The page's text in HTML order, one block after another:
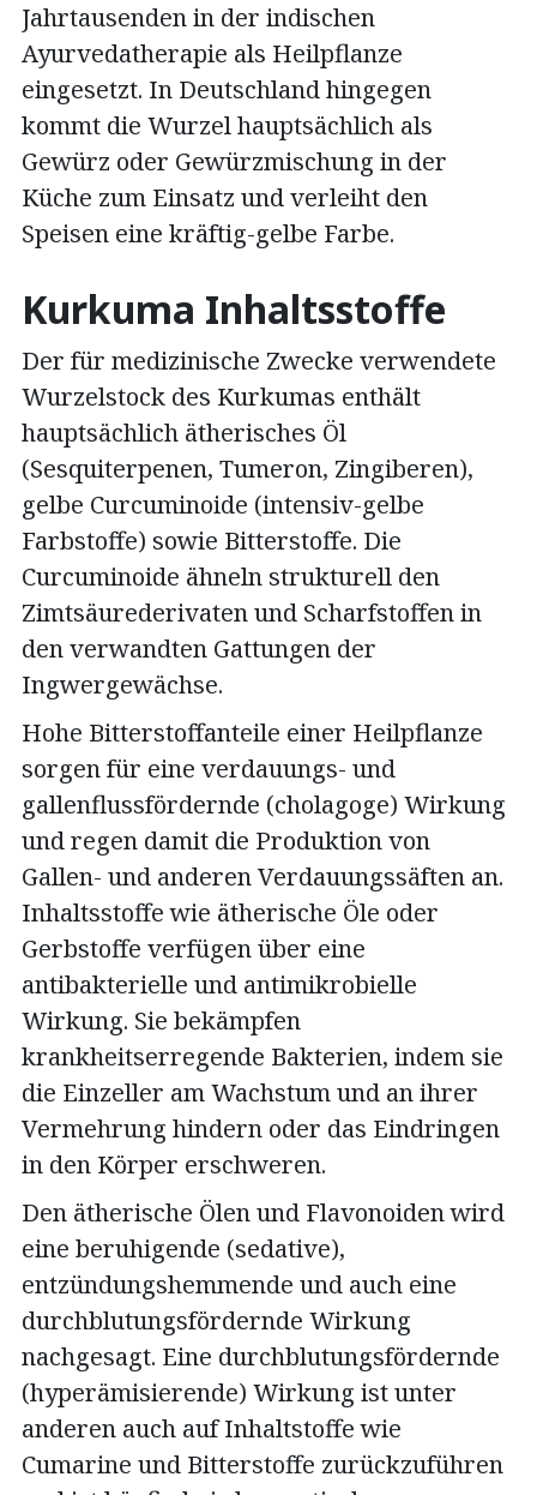
Jahrtausenden in der indischen
Ayurvedatherapie als Heilpflanze
eingesetzt. In Deutschland hingegen
kommt die Wurzel hauptsächlich als
Gewürz oder Gewürzmischung in der
Küche zum Einsatz und verleiht den
Speisen eine kräftig-gelbe Farbe.
Kurkuma Inhaltsstoffe
Der für medizinische Zwecke verwendete
Wurzelstock des Kurkumas enthält
hauptsächlich ätherisches Öl
(Sesquiterpenen, Tumeron, Zingiberen),
gelbe Curcuminoide (intensiv-gelbe
Farbstoffe) sowie Bitterstoffe. Die
Curcuminoide ähneln strukturell den
Zimtsäurederivaten und Scharfstoffen in
den verwandten Gattungen der
Ingwergewächse.
Hohe Bitterstoffanteile einer Heilpflanze
sorgen für eine verdauungs- und
gallenflussfördernde (cholagoge) Wirkung
und regen damit die Produktion von
Gallen- und anderen Verdauungssäften an.
Inhaltsstoffe wie ätherische Öle oder
Gerbstoffe verfügen über eine
antibakterielle und antimikrobielle
Wirkung. Sie bekämpfen
krankheitserregende Bakterien, indem sie
die Einzeller am Wachstum und an ihrer
Vermehrung hindern oder das Eindringen
in den Körper erschweren.
Den ätherische Ölen und Flavonoiden wird
eine beruhigende (sedative),
entzündungshemmende und auch eine
durchblutungsfördernde Wirkung
nachgesagt. Eine durchblutungsfördernde
(hyperämisierende) Wirkung ist unter
anderen auch auf Inhaltstoffe wie
Cumarine und Bitterstoffe zurückzuführen